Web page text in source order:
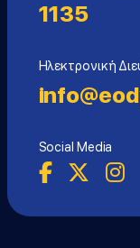
1135
Ηλεκτρονική
Social Media